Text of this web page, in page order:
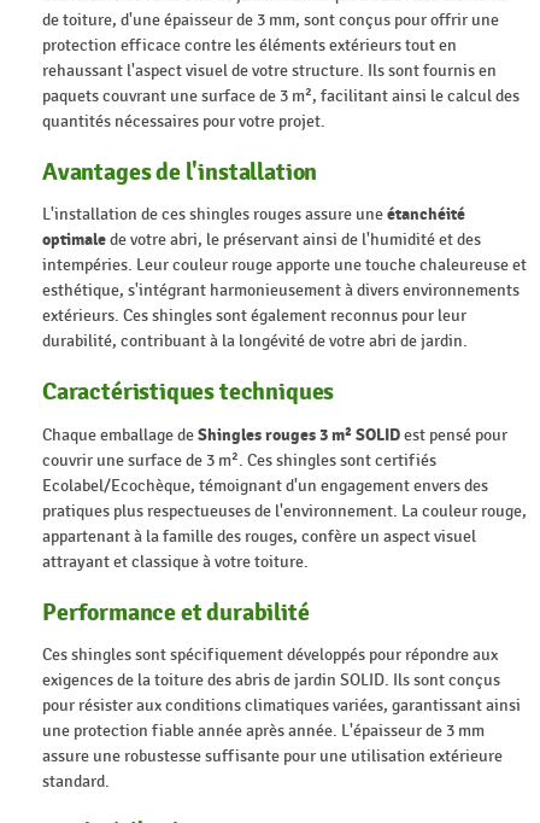
de toiture, d'une épaisseur de 3 mm, sont conçus pour offrir une
protection efficace contre les éléments extérieurs tout en
rehaussant l'aspect visuel de votre structure. Ils sont fournis en
paquets couvrant une surface de 3 m², facilitant ainsi le calcul des
quantités nécessaires pour votre projet.
Avantages de l'installation
L'installation de ces shingles rouges assure uneétanchéité
optimalede votre abri, le préservant ainsi de l'humidité et des
intempéries. Leur couleur rouge apporte une touche chaleureuse et
esthétique, s'intégrant harmonieusement à divers environnements
extérieurs. Ces shingles sont également reconnus pour leur
durabilité, contribuant à la longévité de votre abri de jardin.
Caractéristiques techniques
Chaque emballage deShingles rouges 3 m² SOLIDest pensé pour
couvrir une surface de 3 m². Ces shingles sont certifiés
Ecolabel/Ecochèque, témoignant d'un engagement envers des
pratiques plus respectueuses de l'environnement. La couleur rouge,
appartenant à la famille des rouges, confère un aspect visuel
attrayant et classique à votre toiture.
Performance et durabilité
Ces shingles sont spécifiquement développés pour répondre aux
exigences de la toiture des abris de jardin SOLID. Ils sont conçus
pour résister aux conditions climatiques variées, garantissant ainsi
une protection fiable année après année. L'épaisseur de 3 mm
assure une robustesse suffisante pour une utilisation extérieure
standard.